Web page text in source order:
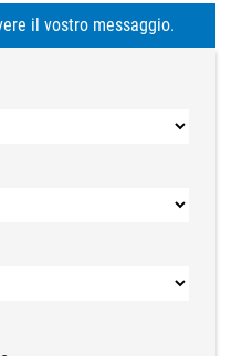
il vostro messaggio.